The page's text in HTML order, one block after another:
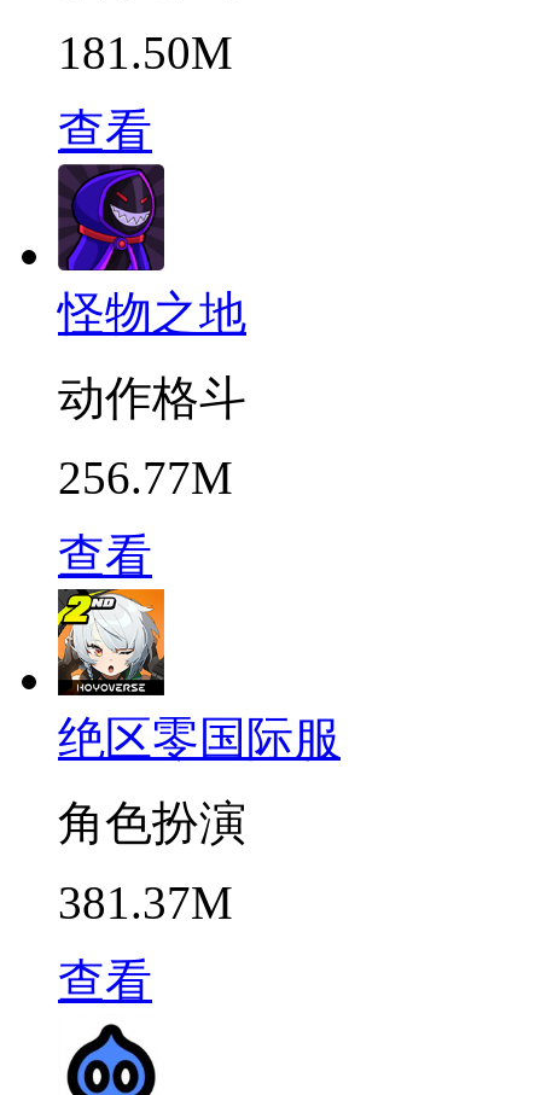
181.50M
查看
怪物之地
动作格斗
256.77M
查看
绝区零国际服
角色扮演
381.37M
查看